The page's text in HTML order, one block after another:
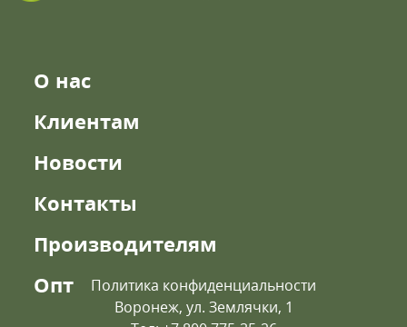
О нас
Клиентам
Новости
Контакты
Производителям
Опт
Политика конфиденциальности
Воронеж, ул. Землячки, 1